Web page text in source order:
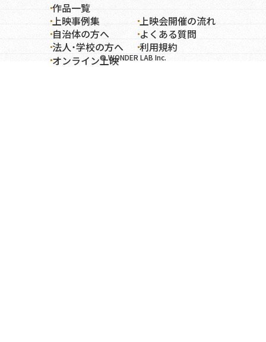
作品一覧
上映事例集
自治体の方へ
法人・学校の方へ
上映会開催の流れ
よくある質問
利用規約
© WONDER LAB Inc.